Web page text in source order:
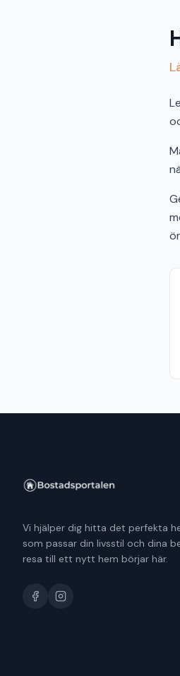
Vi hjälper dig hitta det perfekta
som passar din livsstil och dina
resa till ett nytt hem börjar här.